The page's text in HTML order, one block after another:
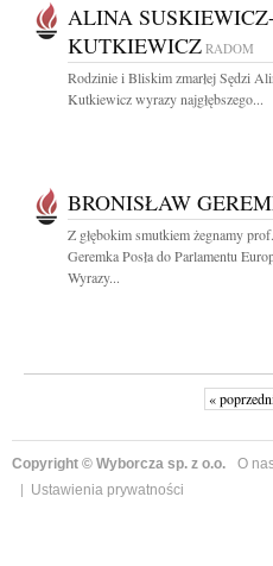
ALINA
KUTKIEWICZ RADOM
Rodzinie i Bliskim zmarłej Sędzi
Kutkiewicz wyrazy najgłębszego...
BRONISŁAW
Z głębokim smutkiem żegnamy
Geremka Posła do Parlamentu
Wyrazy...
«
Copyright © Wyborcza sp. z o.o. O
Ustawienia prywatności